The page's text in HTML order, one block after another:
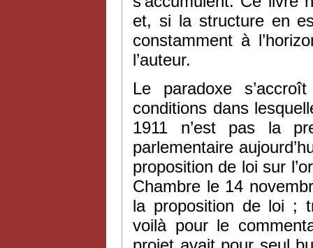
et, si la structure en
constamment à
l’auteur.
Le paradoxe
conditions dans
1911 n’est pas la
parlementaire
proposition de loi sur
Chambre le 14
la proposition de loi ;
voilà pour le